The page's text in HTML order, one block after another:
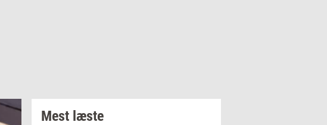
Mest læste